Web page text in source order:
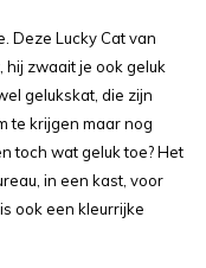
Deze Lucky Cat van
hij zwaait je ook geluk
gelukskat, die zijn
te krijgen maar nog
toch wat geluk toe? Het
in een kast, voor
ook een kleurrijke